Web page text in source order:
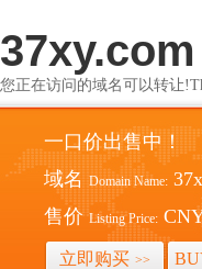
37xy.com
您正在访问的域名可以转让
一口价出售中！
域名 Domain Name:
售价 Listing Price:
立即购买 >>